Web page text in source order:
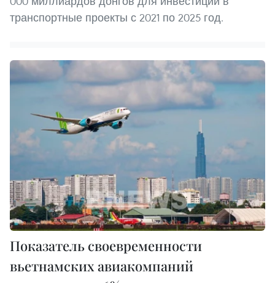
транспортные проекты с 2021 по 2025 год.
Показатель своевременности
вьетнамских авиакомпаний